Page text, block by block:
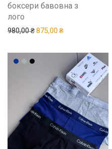
боксери бавовна з
лого
980,00₴Оригінальна ціна:
875,00 ₴Поточна ціна: